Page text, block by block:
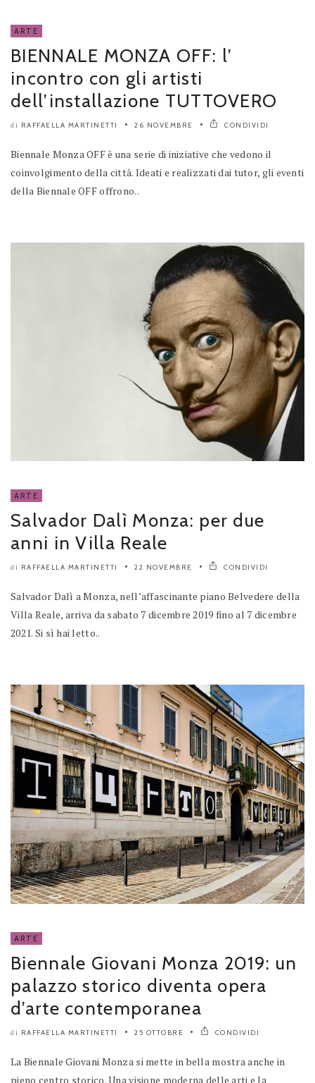
ARTE
BIENNALE MONZA OFF: l’
incontro con gli artisti
dell’installazione TUTTOVERO
di RAFFAELLA MARTINETTI 26 NOVEMBRE CONDIVIDI
Biennale Monza OFF è una serie di iniziative che vedono il
coinvolgimento della città. Ideati e realizzati dai tutor, gli eventi
della Biennale OFF offrono..
ARTE
Salvador Dalì Monza: per due
anni in Villa Reale
di RAFFAELLA MARTINETTI 22 NOVEMBRE CONDIVIDI
Salvador Dalì a Monza, nell’affascinante piano Belvedere della
Villa Reale, arriva da sabato 7 dicembre 2019 fino al 7 dicembre
2021. Si sì hai letto..
ARTE
Biennale Giovani Monza 2019: un
palazzo storico diventa opera
d’arte contemporanea
di RAFFAELLA MARTINETTI 25 OTTOBRE CONDIVIDI
La Biennale Giovani Monza si mette in bella mostra anche in
pieno centro storico. Una visione moderna delle arti e la